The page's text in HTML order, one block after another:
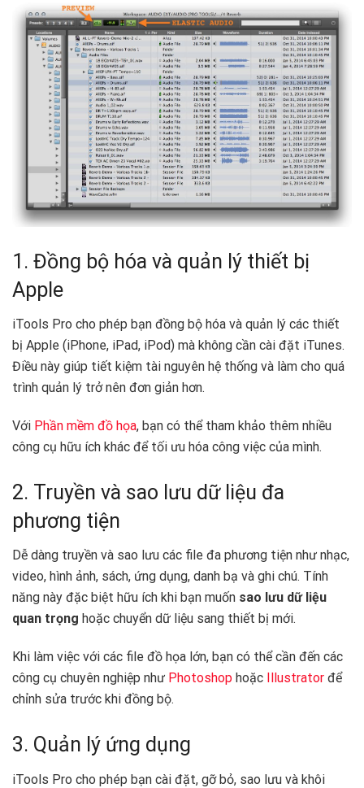
1. Đồng bộ hóa và quản lý thiết bị
Apple
iTools Pro cho phép bạn đồng bộ hóa và quản lý các thiết
bị Apple (iPhone, iPad, iPod) mà không cần cài đặt iTunes.
Điều này giúp tiết kiệm tài nguyên hệ thống và làm cho quá
trình quản lý trở nên đơn giản hơn.
Với Phần mềm đồ họa, bạn có thể tham khảo thêm nhiều
công cụ hữu ích khác để tối ưu hóa công việc của mình.
2. Truyền và sao lưu dữ liệu đa
phương tiện
Dễ dàng truyền và sao lưu các file đa phương tiện như nhạc,
video, hình ảnh, sách, ứng dụng, danh bạ và ghi chú. Tính
năng này đặc biệt hữu ích khi bạn muốn sao lưu dữ liệu
quan trọng hoặc chuyển dữ liệu sang thiết bị mới.
Khi làm việc với các file đồ họa lớn, bạn có thể cần đến các
công cụ chuyên nghiệp như Photoshop hoặc Illustrator để
chỉnh sửa trước khi đồng bộ.
3. Quản lý ứng dụng
iTools Pro cho phép bạn cài đặt, gỡ bỏ, sao lưu và khôi